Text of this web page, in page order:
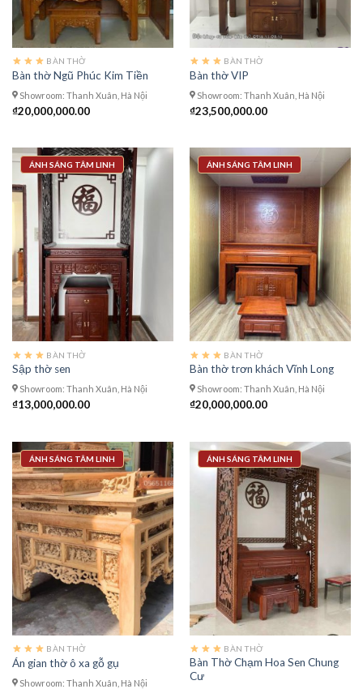
BÀN THỜ
Bàn thờ Ngũ Phúc Kim Tiền
Showroom: Thanh Xuân, Hà Nội
₫20,000,000.00
BÀN THỜ
Bàn thờ VIP
Showroom: Thanh Xuân, Hà Nội
₫23,500,000.00
ÁNH SÁNG TÂM LINH
BÀN THỜ
Sập thờ sen
Showroom: Thanh Xuân, Hà Nội
₫13,000,000.00
ÁNH SÁNG TÂM LINH
BÀN THỜ
Bàn thờ trơn khách Vĩnh Long
Showroom: Thanh Xuân, Hà Nội
₫20,000,000.00
ÁNH SÁNG TÂM LINH
BÀN THỜ
Án gian thờ ô xa gỗ gụ
Showroom: Thanh Xuân, Hà Nội
ÁNH SÁNG TÂM LINH
BÀN THỜ
Bàn Thờ Chạm Hoa Sen Chung
Cư